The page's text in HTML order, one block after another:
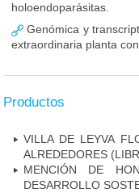
holoendoparásitas.
Genómica y
extraordinaria planta
Productos
VILLA DE LEYVA
ALREDEDORES
MENCIÓN DE
DESARROLLO